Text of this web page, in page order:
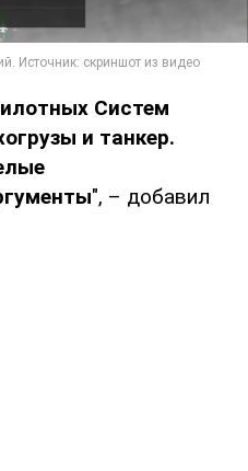
Систем
и танкер.
", – добавил